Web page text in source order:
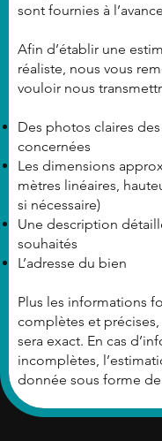
sont fournies à
Afin d’établir une
réaliste, nous vous
vouloir nous
Des photos claires
concernées
Les dimensions
mètres linéaires,
si nécessaire)
Une description
souhaités
L’adresse du bien
Plus les informations
complètes et
sera exact. En cas
incomplètes,
donnée sous forme